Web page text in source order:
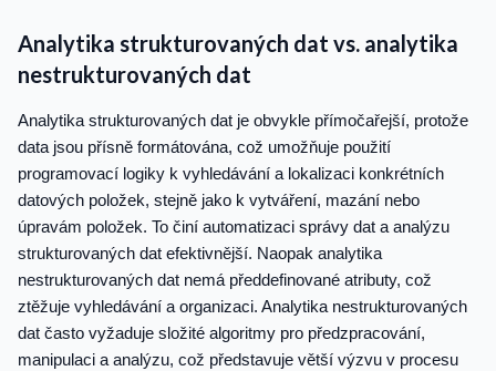
Analytika strukturovaných dat vs. analytika
nestrukturovaných dat
Analytika strukturovaných dat je obvykle přímočařejší, protože
data jsou přísně formátována, což umožňuje použití
programovací logiky k vyhledávání a lokalizaci konkrétních
datových položek, stejně jako k vytváření, mazání nebo
úpravám položek. To činí automatizaci správy dat a analýzu
strukturovaných dat efektivnější. Naopak analytika
nestrukturovaných dat nemá předdefinované atributy, což
ztěžuje vyhledávání a organizaci. Analytika nestrukturovaných
dat často vyžaduje složité algoritmy pro předzpracování,
manipulaci a analýzu, což představuje větší výzvu v procesu